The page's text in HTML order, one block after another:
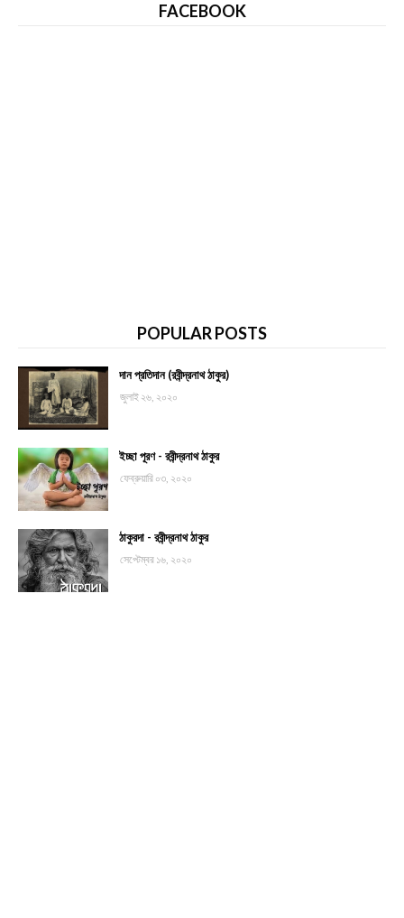
FACEBOOK
POPULAR POSTS
দান প্রতিদান (রবীন্দ্রনাথ ঠাকুর)
জুলাই ২৬, ২০২০
ইচ্ছা পূরণ - রবীন্দ্রনাথ ঠাকুর
ফেব্রুয়ারি ০৩, ২০২০
ঠাকুরদা - রবীন্দ্রনাথ ঠাকুর
সেপ্টেম্বর ১৬, ২০২০